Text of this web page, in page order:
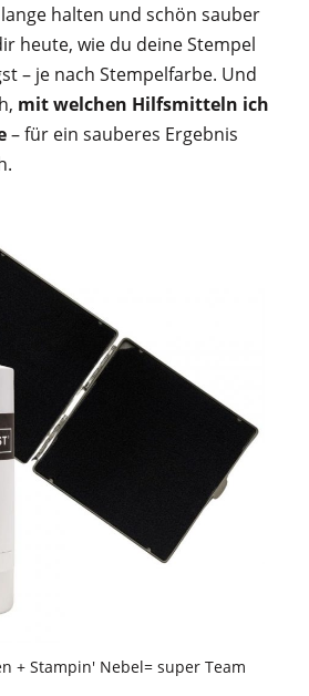
halten und schön sauber
heute, wie du deine Stempel
– je nach Stempelfarbe. Und
mit welchen Hilfsmitteln ich
– für ein sauberes Ergebnis
+ Stampin' Nebel= super Team